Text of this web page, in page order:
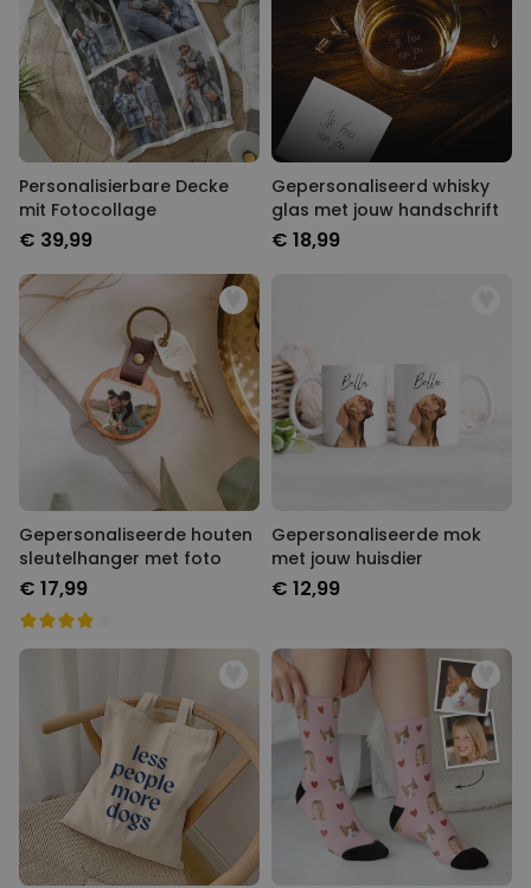
Personalisierbare Decke
mit Fotocollage
€ 39,99
Gepersonaliseerd whisky
glas met jouw handschrift
€ 18,99
Gepersonaliseerde houten
sleutelhanger met foto
€ 17,99
Gepersonaliseerde mok
met jouw huisdier
€ 12,99